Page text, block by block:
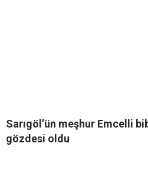
Sarıgöl’ün meşhur Emcelli
gözdesi oldu